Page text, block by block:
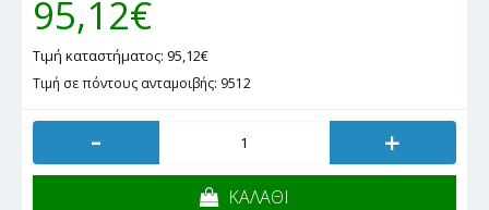
95,12€
Τιμή καταστήματος: 95,12€
Τιμή σε πόντους ανταμοιβής: 9512
- +
ΚΑΛΑΘΙ